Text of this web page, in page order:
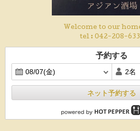
Welcome to our
tel : 042-208-
予約する
ネット予約する